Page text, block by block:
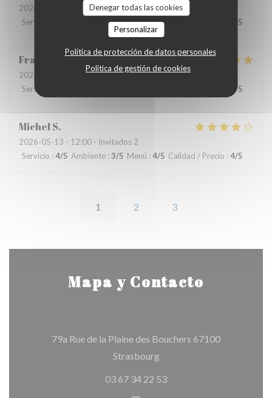
Denegar todas las cookies
Personalizar
Política de protección de datos personales
Política de gestión de cookies
2026-05-12
- 12:15 - Invitados 2
Servicio
:5/5 Menú:5/5 /5
Franck-EmmanuelR
2026-05-11
- 12:30 - Invitados 2
Servicio
/5
MichelS
2026-05-13 - 12:00 - Invitados 2
Servicio : 4/5 Ambiente : 3/5 Menú : 4/5 Calidad / Precio : 4/5
1 2 3
Mapa y Contacto
79a Rue de la Plaine des Bouchers 67100
Strasbourg((abre en una nueva
03 67 34 22 53